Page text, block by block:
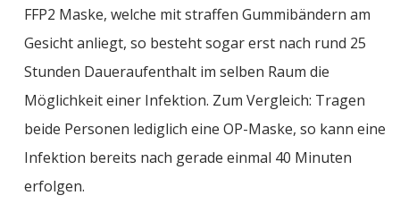
FFP2 Maske, welche mit straffen Gummibändern am
Gesicht anliegt, so besteht sogar erst nach rund 25
Stunden Daueraufenthalt im selben Raum die
Möglichkeit einer Infektion. Zum Vergleich: Tragen
beide Personen lediglich eine OP-Maske, so kann eine
Infektion bereits nach gerade einmal 40 Minuten
erfolgen.